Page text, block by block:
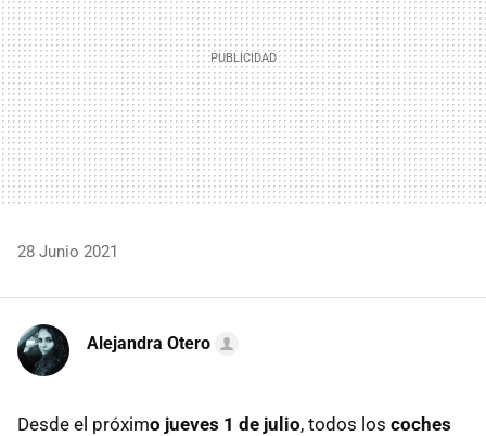
28 Junio 2021
Alejandra Otero
Desde el próximo jueves 1 de julio, todos los coches